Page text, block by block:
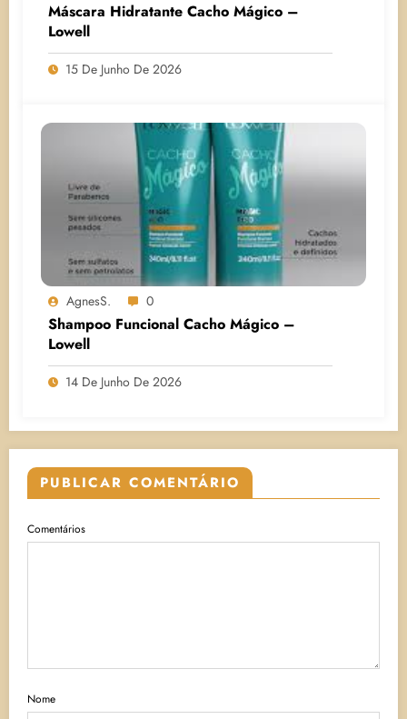
Máscara Hidratante Cacho Mágico –
Lowell
15 De Junho De 2026
AgnesS. 0
Shampoo Funcional Cacho Mágico –
Lowell
14 De Junho De 2026
PUBLICAR COMENTÁRIO
Comentários
Nome